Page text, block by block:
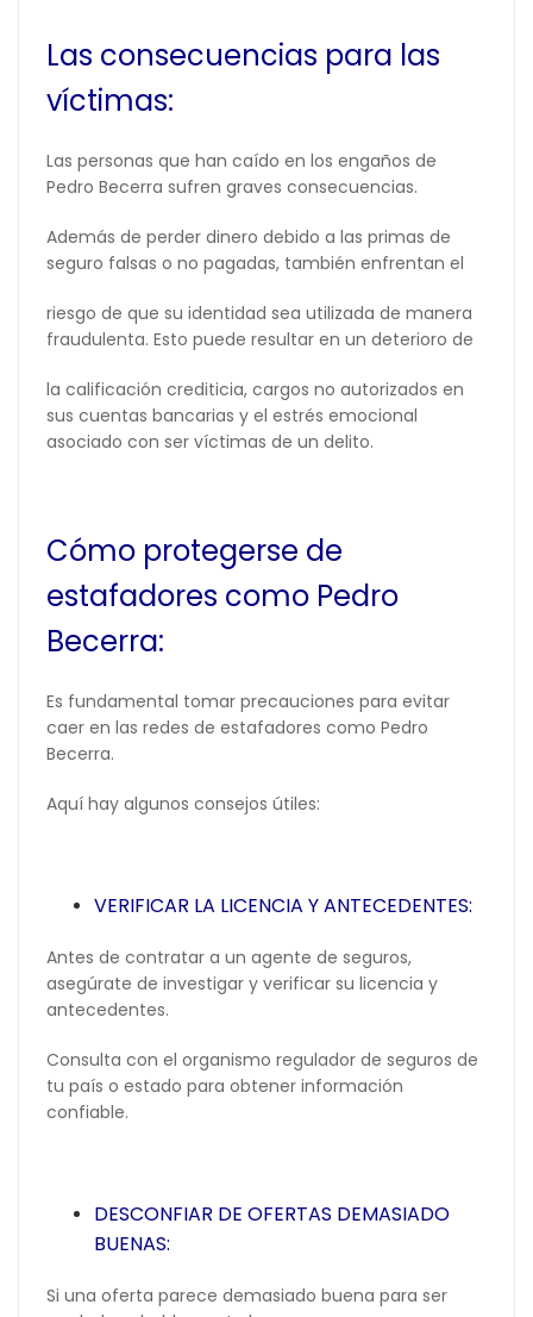
Las consecuencias para las
víctimas:
Las personas que han caído en los engaños de
Pedro Becerra sufren graves consecuencias.
Además de perder dinero debido a las primas de
seguro falsas o no pagadas, también enfrentan el
riesgo de que su identidad sea utilizada de manera
fraudulenta. Esto puede resultar en un deterioro de
la calificación crediticia, cargos no autorizados en
sus cuentas bancarias y el estrés emocional
asociado con ser víctimas de un delito.
Cómo protegerse de
estafadores como Pedro
Becerra:
Es fundamental tomar precauciones para evitar
caer en las redes de estafadores como Pedro
Becerra.
Aquí hay algunos consejos útiles:
VERIFICAR LA LICENCIA Y ANTECEDENTES:
Antes de contratar a un agente de seguros,
asegúrate de investigar y verificar su licencia y
antecedentes.
Consulta con el organismo regulador de seguros de
tu país o estado para obtener información
confiable.
DESCONFIAR DE OFERTAS DEMASIADO
BUENAS:
Si una oferta parece demasiado buena para ser